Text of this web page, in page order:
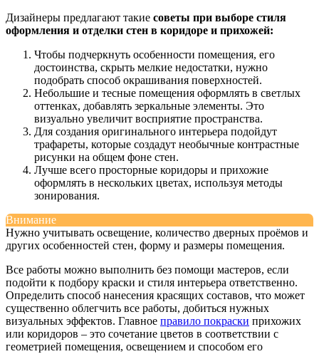
Дизайнеры предлагают такие советы при выборе стиля
оформления и отделки стен в коридоре и прихожей:
Чтобы подчеркнуть особенности помещения, его
достоинства, скрыть мелкие недостатки, нужно
подобрать способ окрашивания поверхностей.
Небольшие и тесные помещения оформлять в светлых
оттенках, добавлять зеркальные элементы. Это
визуально увеличит восприятие пространства.
Для создания оригинального интерьера подойдут
трафареты, которые создадут необычные контрастные
рисунки на общем фоне стен.
Лучше всего просторные коридоры и прихожие
оформлять в нескольких цветах, используя методы
зонирования.
Внимание
Нужно учитывать освещение, количество дверных проёмов и
других особенностей стен, форму и размеры помещения.
Все работы можно выполнить без помощи мастеров, если
подойти к подбору краски и стиля интерьера ответственно.
Определить способ нанесения красящих составов, что может
существенно облегчить все работы, добиться нужных
визуальных эффектов. Главное правило покраски прихожих
или коридоров – это сочетание цветов в соответствии с
геометрией помещения, освещением и способом его